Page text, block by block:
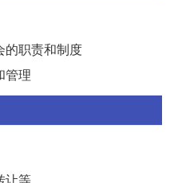
的职责和制度
管理
让等